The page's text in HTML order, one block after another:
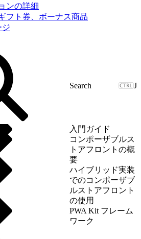
ンの詳細
フト券、ボーナス商品
ジ
J
入門ガイド
コンポーザブルス
トアフロントの概
要
ハイブリッド実装
でのコンポーザブ
ルストアフロント
の使用
PWA Kit フレーム
ワーク